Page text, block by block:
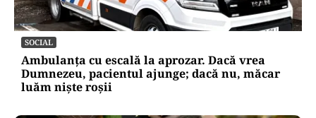
SOCIAL
Ambulanța cu escală la aprozar. Dacă vrea
Dumnezeu, pacientul ajunge; dacă nu, măcar
luăm niște roșii